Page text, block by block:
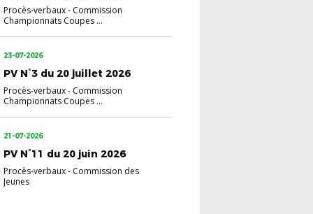
Procès-verbaux- Commission
Championnats Coupes ...
23-07-2026
PV N°3 du 20 juillet 2026
Procès-verbaux- Commission
Championnats Coupes ...
21-07-2026
PV N°11 du 20 juin 2026
Procès-verbaux- Commission des
Jeunes